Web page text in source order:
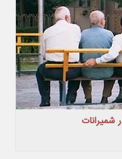
شمیرانات